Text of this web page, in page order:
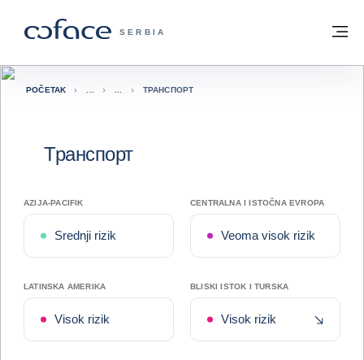
COFACE FOR TRADE - POČETNA
SERBIA
Povratak na početnu stranicu
POČETAK ТРАНСПОРТ
Транспорт
AZIJA-PACIFIK
Srednji rizik
CENTRALNA I ISTOČNA EVROPA
Veoma visok rizik
LATINSKA AMERIKA
Visok rizik
BLISKI ISTOK I TURSKA
Visok rizik